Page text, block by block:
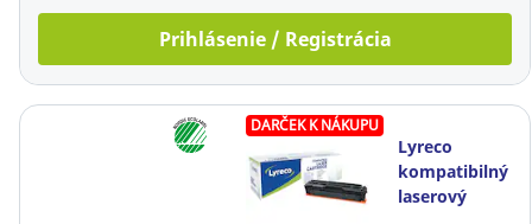
Prihlásenie / Registrácia
DARČEK K NÁKUPU
Lyreco
kompatibilný
laserový